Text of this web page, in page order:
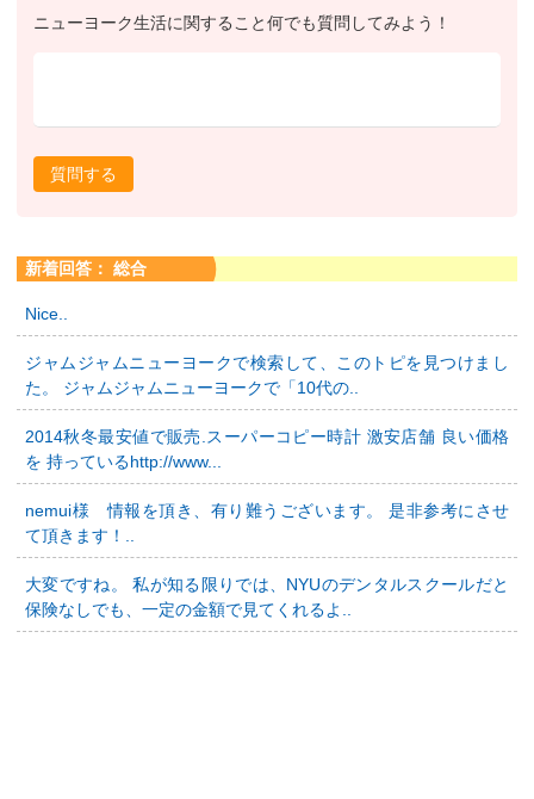
ニューヨーク生活に関すること何でも質問してみよう！
質問する
新着回答： 総合
Nice..
ジャムジャムニューヨークで検索して、このトピを見つけまし
た。 ジャムジャムニューヨークで「10代の..
2014秋冬最安値で販売.スーパーコピー時計 激安店舗 良い価格
を 持っているhttp://www...
nemui様 情報を頂き、有り難うございます。 是非参考にさせ
て頂きます！..
大変ですね。 私が知る限りでは、NYUのデンタルスクールだと
保険なしでも、一定の金額で見てくれるよ..